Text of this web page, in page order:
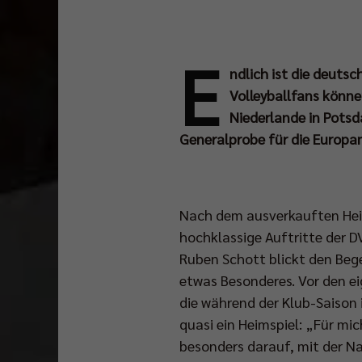
E ndlich ist die
Volleyballfans
Niederlande in
Generalprobe für die
Nach dem ausverkauften
hochklassige Auftritte der
Ruben Schott blickt den
etwas Besonderes. Vor den
die während der Klub-
quasi ein Heimspiel: „Für
besonders darauf, mit der